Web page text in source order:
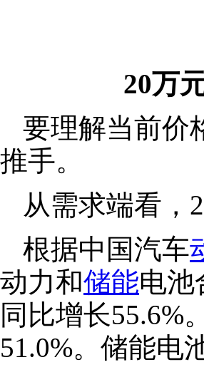
20万
要理解当前价
推手。
从需求端看，
根据中国汽车
动力和储能电池
同比增长55.6%
51.0%。储能电